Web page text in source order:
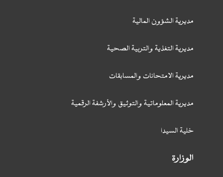
مديرية الشؤون المالية
مديرية التغذية والتربية الصحية
مديرية الامتحانات والمسابقات
مديرية المعلوماتية والتوثيق والأرشفة الرقمية
خلية السيدا
الوزارة